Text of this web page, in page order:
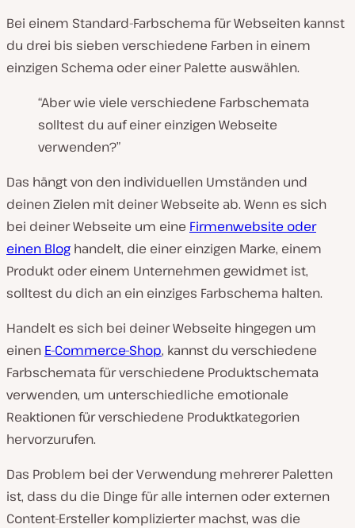
Bei einem Standard-Farbschema für Webseiten kannst
du drei bis sieben verschiedene Farben in einem
einzigen Schema oder einer Palette auswählen.
“Aber wie viele verschiedene Farbschemata
solltest du auf einer einzigen Webseite
verwenden?”
Das hängt von den individuellen Umständen und
deinen Zielen mit deiner Webseite ab. Wenn es sich
bei deiner Webseite um eine Firmenwebsite oder
einen Blog handelt, die einer einzigen Marke, einem
Produkt oder einem Unternehmen gewidmet ist,
solltest du dich an ein einziges Farbschema halten.
Handelt es sich bei deiner Webseite hingegen um
einen E-Commerce-Shop, kannst du verschiedene
Farbschemata für verschiedene Produktschemata
verwenden, um unterschiedliche emotionale
Reaktionen für verschiedene Produktkategorien
hervorzurufen.
Das Problem bei der Verwendung mehrerer Paletten
ist, dass du die Dinge für alle internen oder externen
Content-Ersteller komplizierter machst, was die